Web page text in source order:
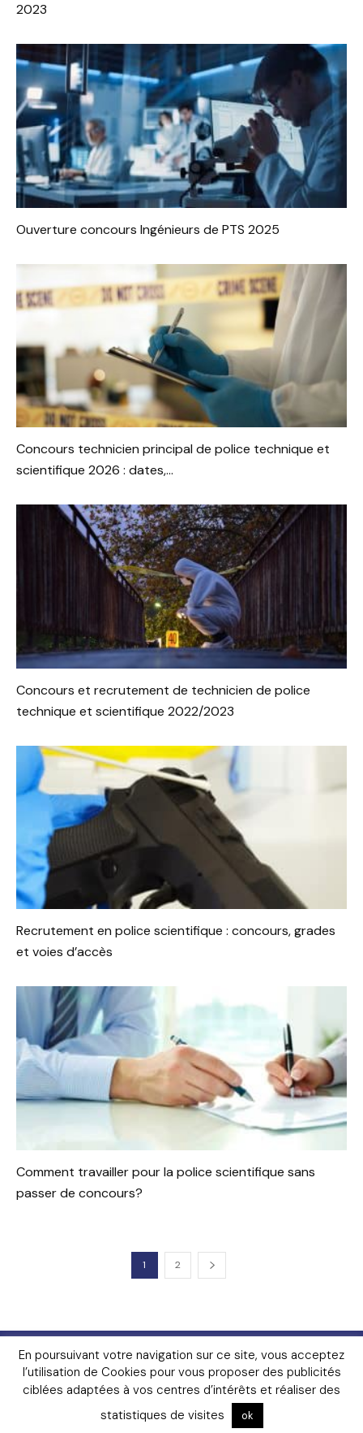
2023
Ouverture concours Ingénieurs de PTS 2025
Concours technicien principal de police technique et
scientifique 2026 : dates,...
Concours et recrutement de technicien de police
technique et scientifique 2022/2023
Recrutement en police scientifique : concours, grades
et voies d’accès
Comment travailler pour la police scientifique sans
passer de concours?
1 2
Livres FAQ Lexique
Contact
Mentions Légales
Contributeurs
Témoignages
Gendarmerie
© Copyright 2026 – www.police-scientifique.com – Site
indépendant de référence sur la police scientifique, en ligne
depuis 2011 – Tous droits réservés
En poursuivant votre navigation sur ce site, vous acceptez
l’utilisation de Cookies pour vous proposer des publicités
ciblées adaptées à vos centres d’intérêts et réaliser des
statistiques de visites
ok